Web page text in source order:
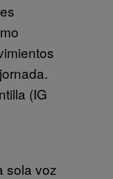
(IG
sola voz